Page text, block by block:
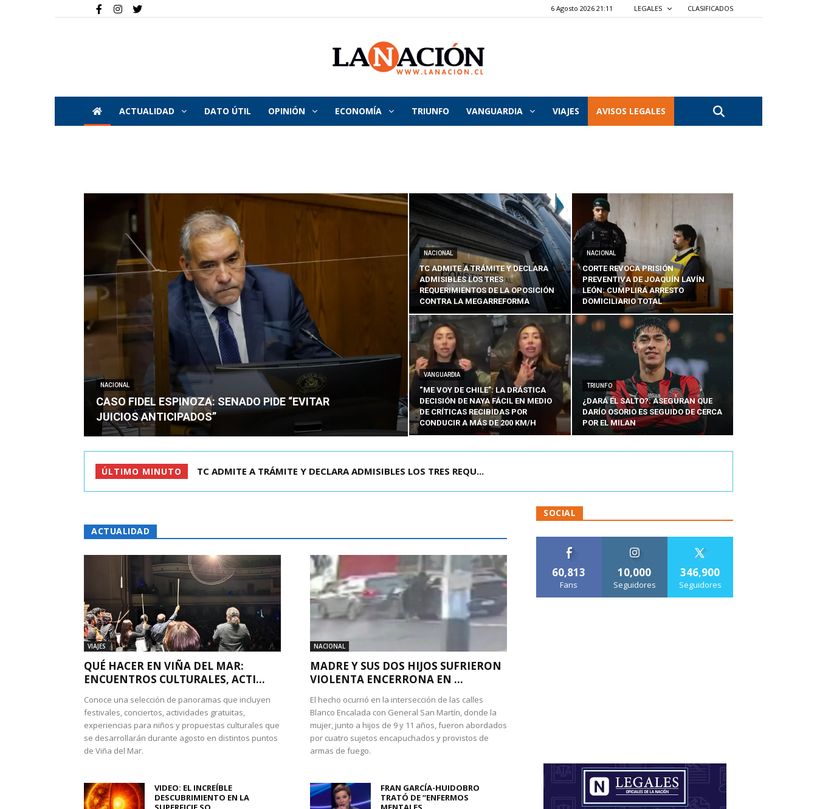
6 Agosto 2026 21:11 LEGALES CLASIFICADOS
La
Nación
ACTUALIDAD DATO ÚTIL OPINIÓN ECONOMÍA TRIUNFO VANGUARDIA VIAJES AVISOS LEGALES
NACIONAL
CASO FIDEL ESPINOZA: SENADO PIDE “EVITAR
JUICIOS ANTICIPADOS”
NACIONAL
TC ADMITE A TRÁMITE Y DECLARA
ADMISIBLES LOS TRES
REQUERIMIENTOS DE LA OPOSICIÓN
CONTRA LA MEGARREFORMA
NACIONAL
CORTE REVOCA PRISIÓN
PREVENTIVA DE JOAQUÍN LAVÍN
LEÓN: CUMPLIRÁ ARRESTO
DOMICILIARIO TOTAL
VANGUARDIA
“ME VOY DE CHILE”: LA DRÁSTICA
DECISIÓN DE NAYA FÁCIL EN MEDIO
DE CRÍTICAS RECIBIDAS POR
CONDUCIR A MÁS DE 200 KM/H
TRIUNFO
¿DARÁ EL SALTO?: ASEGURAN QUE
DARÍO OSORIO ES SEGUIDO DE CERCA
POR EL MILAN
ÚLTIMO MINUTO CORTE REVOCA PRISIÓN PREVENTIVA DE JOAQUÍN LAVÍN LEÓN:...
ACTUALIDAD
VIAJES
QUÉ HACER EN VIÑA DEL MAR:
ENCUENTROS CULTURALES, ACTI...
Conoce una selección de panoramas que incluyen
festivales, conciertos, actividades gratuitas,
experiencias para niños y propuestas culturales que
se desarrollarán durante agosto en distintos puntos
de Viña del Mar.
NACIONAL
MADRE Y SUS DOS HIJOS SUFRIERON
VIOLENTA ENCERRONA EN ...
El hecho ocurrió en la intersección de las calles
Blanco Encalada con General San Martín, donde la
mujer, junto a hijos de 9 y 11 años, fueron abordados
por cuatro sujetos encapuchados y provistos de
armas de fuego.
VIDEO: EL INCREÍBLE
DESCUBRIMIENTO EN LA
FRAN GARCÍA-HUIDOBRO
TRATÓ DE “ENFERMOS
SOCIAL
60,813
Fans
10,000
Seguidores
346,900
Seguidores